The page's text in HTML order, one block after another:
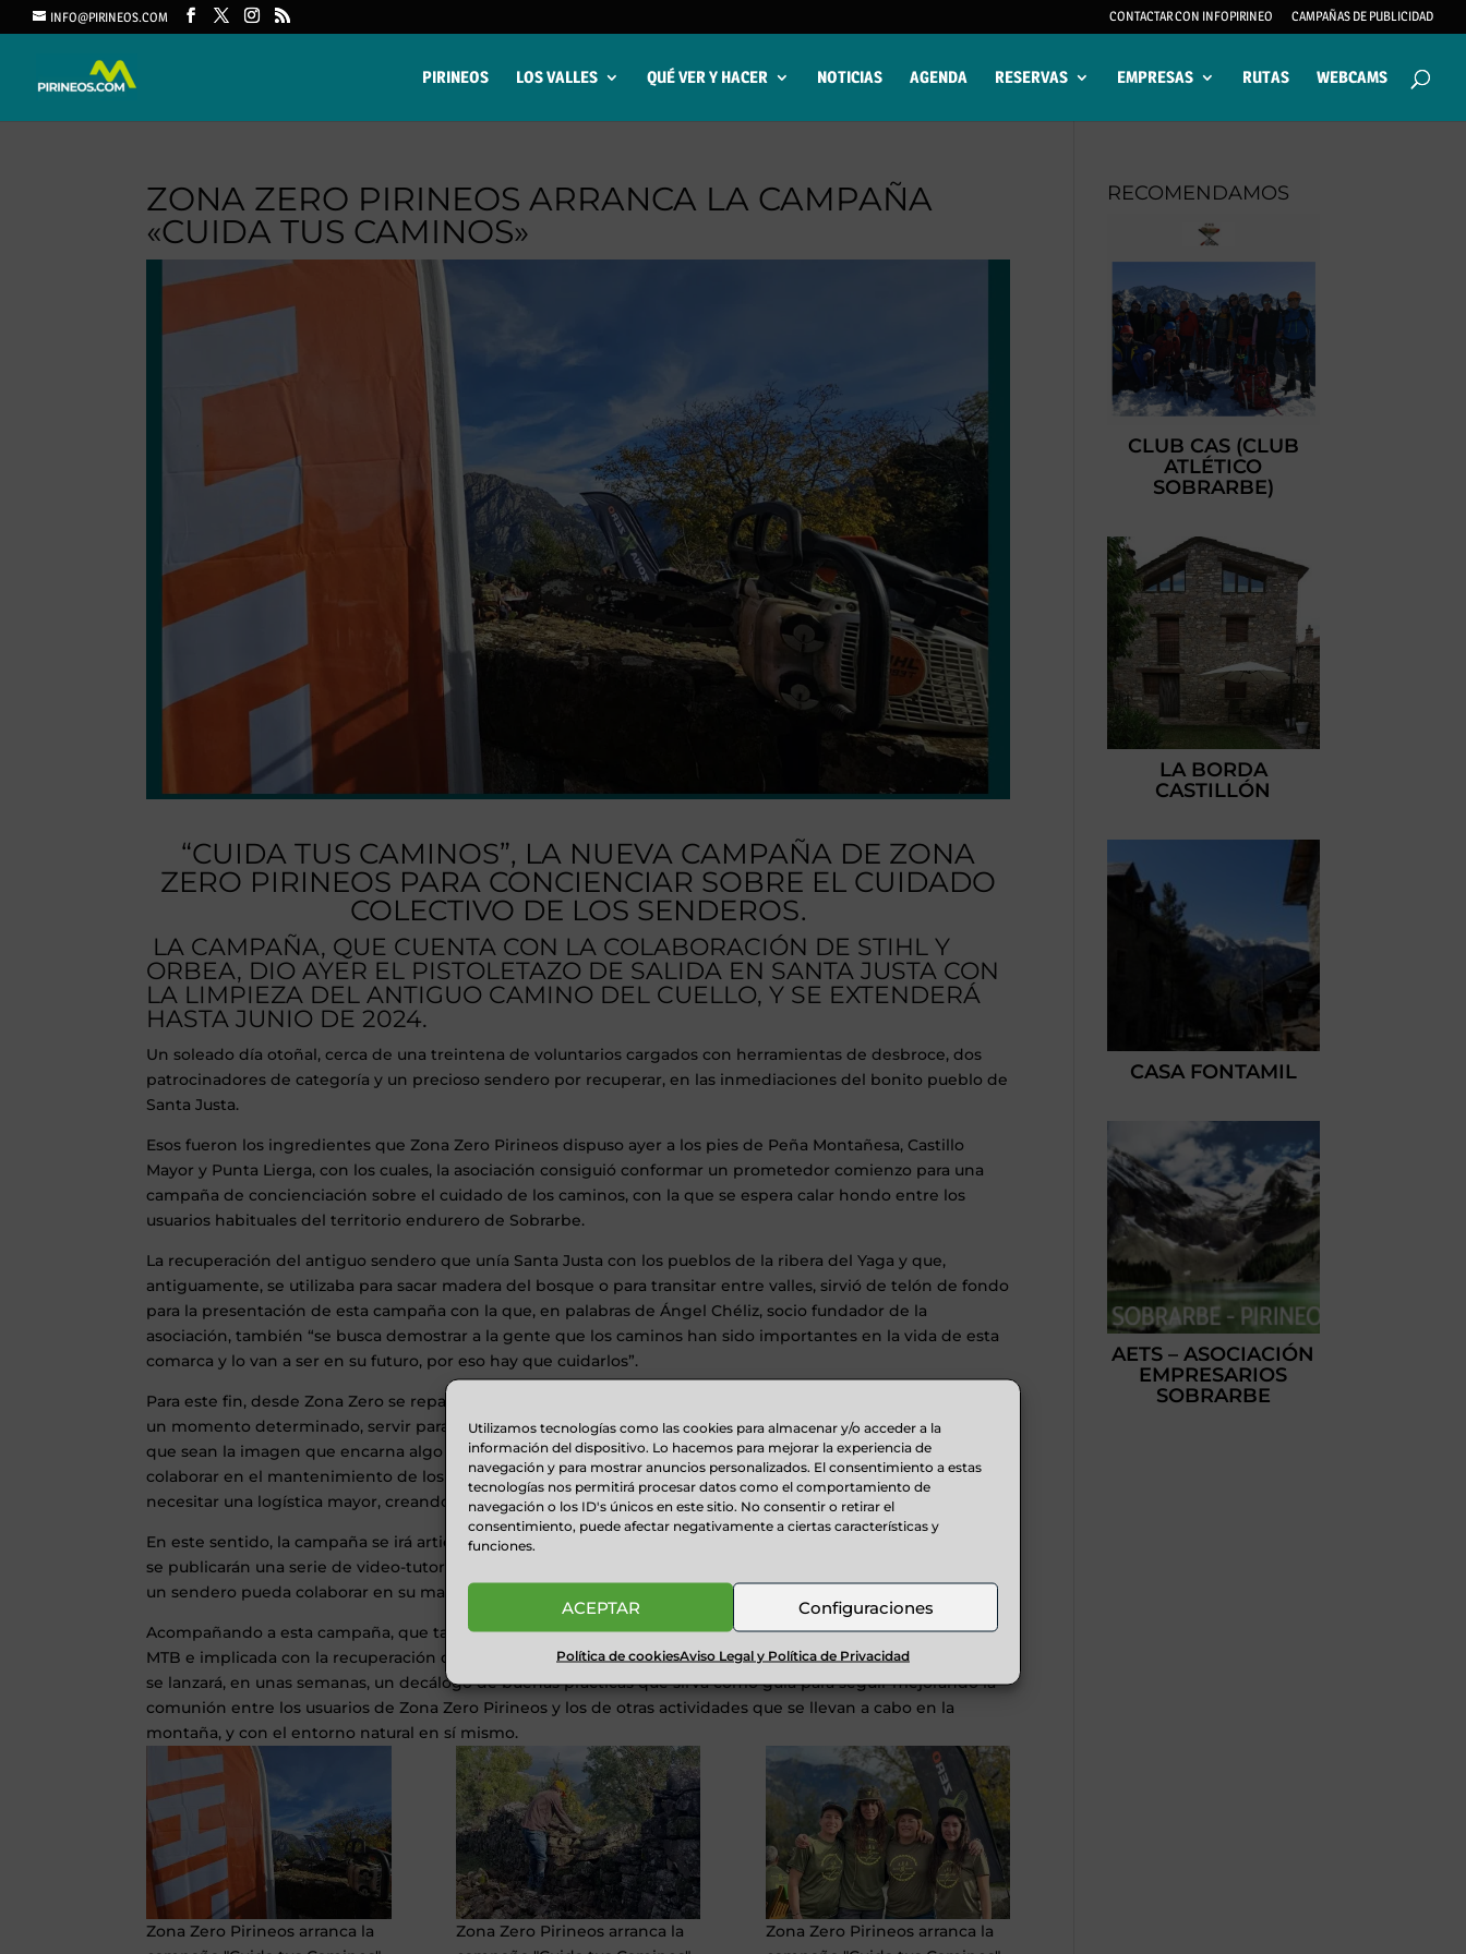
Utilizamos tecnologías como las cookies para almacenar y/o acceder a la
información del dispositivo. Lo hacemos para mejorar la experiencia de
navegación y para mostrar anuncios personalizados. El consentimiento a estas
tecnologías nos permitirá procesar datos como el comportamiento de
navegación o los ID's únicos en este sitio. No consentir o retirar el
consentimiento, puede afectar negativamente a ciertas características y
funciones.
ACEPTAR Configuraciones
Política de cookiesAviso Legal y Política de Privacidad
INFO@PIRINEOS.COM CONTACTAR CON INFOPIRINEO CAMPAÑAS DE PUBLICIDAD
PIRINEOS LOS VALLES QUÉ VER Y HACER NOTICIAS AGENDA RESERVAS EMPRESAS RUTAS WEBCAMS
ZONA ZERO PIRINEOS ARRANCA LA CAMPAÑA
«CUIDA TUS CAMINOS»
“CUIDA TUS CAMINOS”, LA NUEVA CAMPAÑA DE ZONA
ZERO PIRINEOS PARA CONCIENCIAR SOBRE EL CUIDADO
COLECTIVO DE LOS SENDEROS.
LA CAMPAÑA, QUE CUENTA CON LA COLABORACIÓN DE STIHL Y
ORBEA, DIO AYER EL PISTOLETAZO DE SALIDA EN SANTA JUSTA CON
LA LIMPIEZA DEL ANTIGUO CAMINO DEL CUELLO, Y SE EXTENDERÁ
HASTA JUNIO DE 2024.
Un soleado día otoñal, cerca de una treintena de voluntarios cargados con herramientas de desbroce, dos
patrocinadores de categoría y un precioso sendero por recuperar, en las inmediaciones del bonito pueblo de
Santa Justa.
Esos fueron los ingredientes que Zona Zero Pirineos dispuso ayer a los pies de Peña Montañesa, Castillo
Mayor y Punta Lierga, con los cuales, la asociación consiguió conformar un prometedor comienzo para una
campaña de concienciación sobre el cuidado de los caminos, con la que se espera calar hondo entre los
usuarios habituales del territorio endurero de Sobrarbe.
La recuperación del antiguo sendero que unía Santa Justa con los pueblos de la ribera del Yaga y que,
antiguamente, se utilizaba para sacar madera del bosque o para transitar entre valles, sirvió de telón de fondo
para la presentación de esta campaña con la que, en palabras de Ángel Chéliz, socio fundador de la
asociación, también “se busca demostrar a la gente que los caminos han sido importantes en la vida de esta
comarca y lo van a ser en su futuro, por eso hay que cuidarlos”.
Para este fin, desde Zona Zero se repartirán, entre los usuarios, serruchos aportados por Stihl, que puedan, en
un momento determinado, servir para cortar una rama o pequeño tronco en un sendero pero, sobre todo,
que sean la imagen que encarna algo mucho más importante e intangible: que todo el mundo puede
colaborar en el mantenimiento de los senderos, ya sea apartando piedras, cortando ramas o, en caso de
necesitar una logística mayor, creando avisos a través de la app Ztrails.
En este sentido, la campaña se irá articulando a través de las redes sociales de Zona Zero Pirineos, en las que
se publicarán una serie de video-tutoriales que servirán de guía para que cualquier persona que transite por
un sendero pueda colaborar en su mantenimiento de forma efectiva y segura.
Acompañando a esta campaña, que también cuenta con el apoyo de Orbea, marca referente en el mundo
MTB e implicada con la recuperación de senderos y sus historias a través de su proyecto Trail Tales by Orbea,
se lanzará, en unas semanas, un decálogo de buenas prácticas que sirva como guía para seguir mejorando la
comunión entre los usuarios de Zona Zero Pirineos y los de otras actividades que se llevan a cabo en la
montaña, y con el entorno natural en sí mismo.
Zona Zero Pirineos arranca la
Zona Zero Pirineos arranca la
Zona Zero Pirineos arranca la
RECOMENDAMOS
CLUB CAS (CLUB
ATLÉTICO
SOBRARBE)
LA BORDA
CASTILLÓN
CASA FONTAMIL
AETS – ASOCIACIÓN
EMPRESARIOS
SOBRARBE